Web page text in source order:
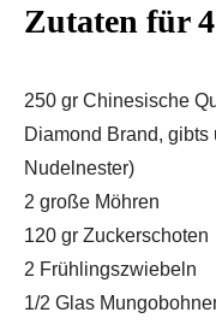
Zutaten für
250 gr Chinesische
Diamond Brand,
Nudelnester)
2 große Möhren
120 gr Zuckerschoten
2 Frühlingszwiebeln
1/2 Glas